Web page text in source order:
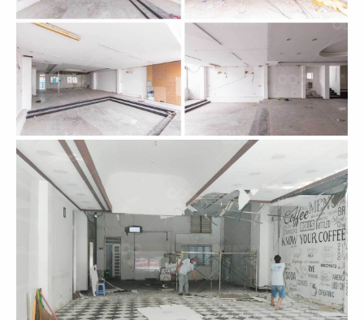
31
EL GAUCHO
CN Tràng Tiền, Hà Nội
32
EL GAUCHO
CN Hai Bà Trưng - Q.1
EL GAUCHO
CN Đà Nẵng
34
EL GAUCHO
CN Lê Lợi